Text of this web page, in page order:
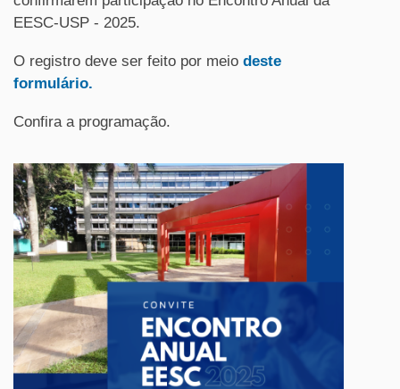
EESC-USP - 2025.
O registro deve ser feito por meio deste
formulário.
Confira a programação.